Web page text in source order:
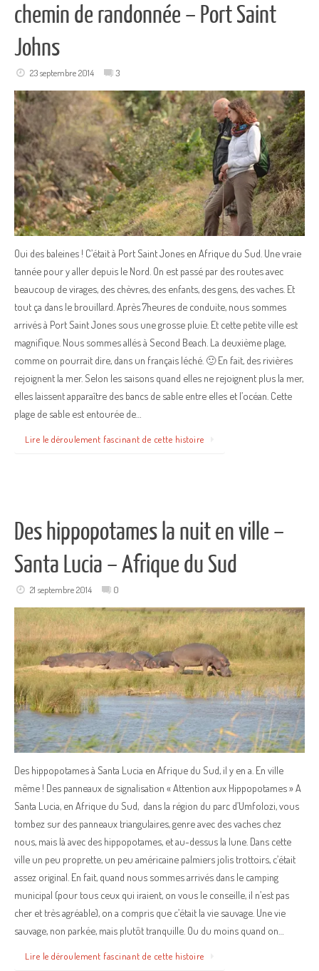
chemin de randonnée – Port Saint
Johns
23 septembre 2014 3
Oui des baleines ! C’était à Port Saint Jones en Afrique du Sud. Une vraie
tannée pour y aller depuis le Nord. On est passé par des routes avec
beaucoup de virages, des chèvres, des enfants, des gens, des vaches. Et
tout ça dans le brouillard. Après 7heures de conduite, nous sommes
arrivés à Port Saint Jones sous une grosse pluie. Et cette petite ville est
magnifique. Nous sommes allés à Second Beach. La deuxième plage,
comme on pourrait dire, dans un français léché. 🙂 En fait, des rivières
rejoignent la mer. Selon les saisons quand elles ne rejoignent plus la mer,
elles laissent apparaître des bancs de sable entre elles et l’océan. Cette
plage de sable est entourée de…
Lire le déroulement fascinant de cette histoire
Des hippopotames la nuit en ville –
Santa Lucia – Afrique du Sud
21 septembre 2014 0
Des hippopotames à Santa Lucia en Afrique du Sud, il y en a. En ville
même ! Des panneaux de signalisation « Attention aux Hippopotames » A
Santa Lucia, en Afrique du Sud, dans la région du parc d’Umfolozi, vous
tombez sur des panneaux triangulaires, genre avec des vaches chez
nous, mais là avec des hippopotames, et au-dessus la lune. Dans cette
ville un peu proprette, un peu américaine palmiers jolis trottoirs, c’était
assez original. En fait, quand nous sommes arrivés dans le camping
municipal (pour tous ceux qui iraient, on vous le conseille, il n’est pas
cher et très agréable), on a compris que c’était la vie sauvage. Une vie
sauvage, non parkée, mais plutôt tranquille. Ou du moins quand on…
Lire le déroulement fascinant de cette histoire